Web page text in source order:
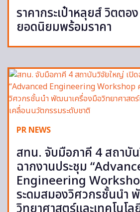
ราคากระเป๋าหลุยส์ วิตตอ
ยอดนิยมพร้อมราคา
PR NEWS
สทน. จับมือภาคี 4 สถาบั
ฉากงานประชุม
Engineering
ระดมสมองวิศวกรชั้นนำ